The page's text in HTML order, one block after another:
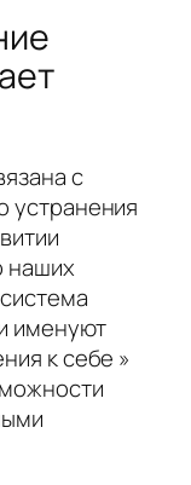
с
устранения
наших
именуют
к себе »